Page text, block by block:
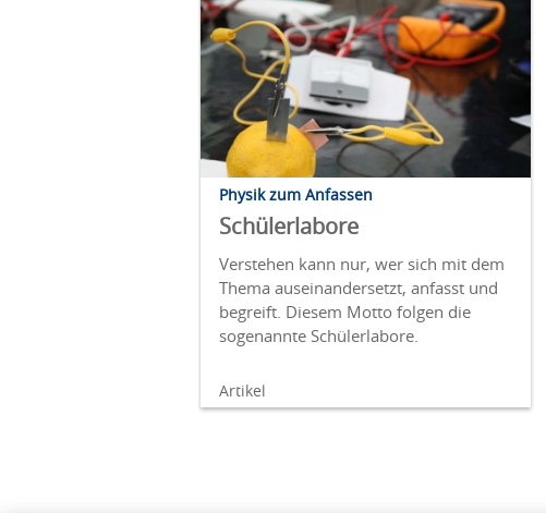
Physik zum Anfassen
Schülerlabore
Verstehen kann nur, wer sich mit dem
Thema auseinandersetzt, anfasst und
begreift. Diesem Motto folgen die
sogenannte Schülerlabore.
Artikel